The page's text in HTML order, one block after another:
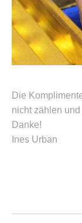
Die
nicht zählen
Danke!
Ines Urban